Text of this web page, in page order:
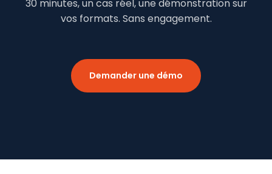
30 minutes, un cas réel, une démonstration sur
vos formats. Sans engagement.
Demander une démo